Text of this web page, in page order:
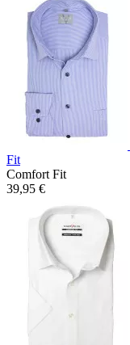
Fit
Comfort Fit
39,95 €